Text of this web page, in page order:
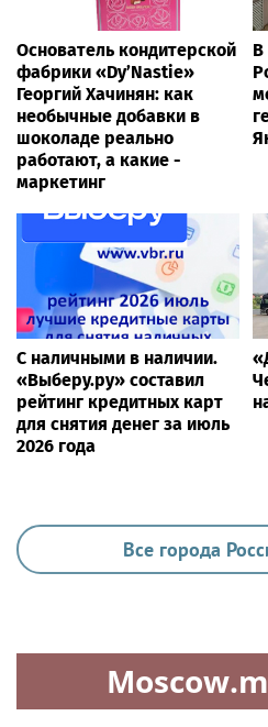
Основатель кондитерской
фабрики «Dy’Nastie»
Георгий Хачинян: как
необычные добавки в
шоколаде реально
работают, а какие -
маркетинг
В
С наличными в наличии.
«Выберу.ру» составил
рейтинг кредитных карт
для снятия денег за июль
2026 года
Все города